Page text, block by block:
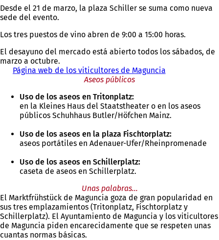
Desde el 21 de marzo, la plaza Schiller se suma como nueva
sede del evento.
Los tres puestos de vino abren de 9:00 a 15:00 horas.
El desayuno del mercado está abierto todos los sábados, de
marzo a octubre.
Página web de los viticultores de Maguncia
b
r
e
n
e
v
a
p
Aseos públicos
Uso de los aseos en Tritonplatz:
en la Kleines Haus del Staatstheater o en los aseos
públicos Schuhhaus Butler/Höfchen Mainz.
Uso de los aseos en la plaza Fischtorplatz:
aseos portátiles en Adenauer-Ufer/Rheinpromenade
Uso de los aseos en Schillerplatz:
caseta de aseos en Schillerplatz.
Unas palabras...
El Marktfrühstück de Maguncia goza de gran popularidad en
sus tres emplazamientos (Tritonplatz, Fischtorplatz y
Schillerplatz). El Ayuntamiento de Maguncia y los viticultores
de Maguncia piden encarecidamente que se respeten unas
cuantas normas básicas.